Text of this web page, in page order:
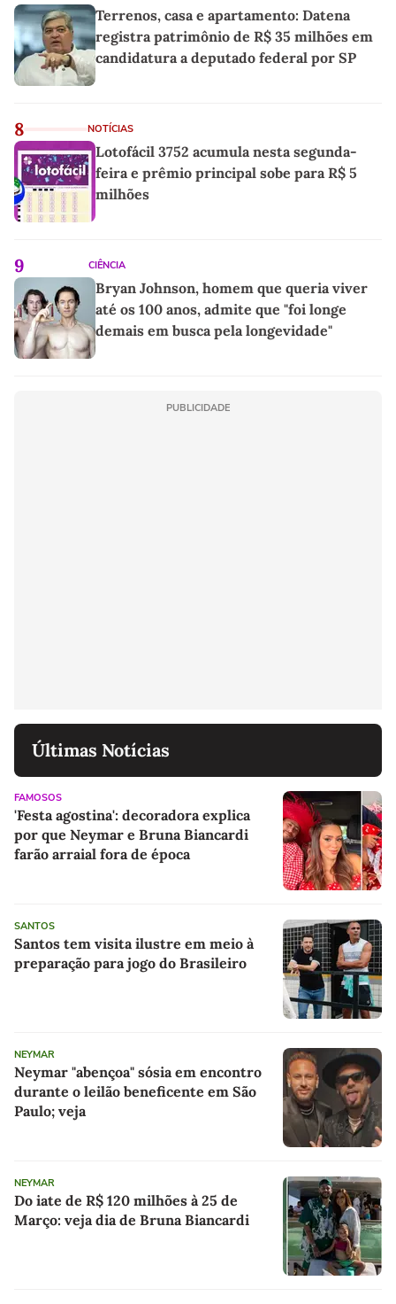
Terrenos, casa e apartamento: Datena
registra patrimônio de R$ 35 milhões em
candidatura a deputado federal por SP
8 NOTÍCIAS
Lotofácil 3752 acumula nesta segunda-
feira e prêmio principal sobe para R$ 5
milhões
9 CIÊNCIA
Bryan Johnson, homem que queria viver
até os 100 anos, admite que "foi longe
demais em busca pela longevidade"
PUBLICIDADE
Últimas Notícias
FAMOSOS
'Festa agostina': decoradora explica
por que Neymar e Bruna Biancardi
farão arraial fora de época
SANTOS
Santos tem visita ilustre em meio à
preparação para jogo do Brasileiro
NEYMAR
Neymar "abençoa" sósia em encontro
durante o leilão beneficente em São
Paulo; veja
NEYMAR
Do iate de R$ 120 milhões à 25 de
Março: veja dia de Bruna Biancardi